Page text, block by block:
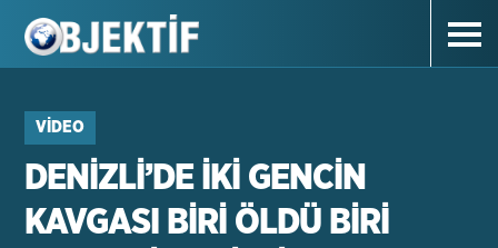
VIDEO
DENİZLİ’DE İKİ GENCİN
KAVGASI BİRİ ÖLDÜ BİRİ